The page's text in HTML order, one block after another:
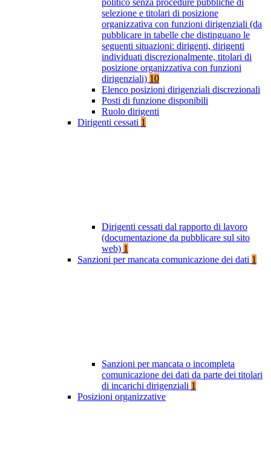
politico senza procedure pubbliche di
selezione e titolari di posizione
organizzativa con funzioni dirigenziali (da
pubblicare in tabelle che distinguano le
seguenti situazioni: dirigenti, dirigenti
individuati discrezionalmente, titolari di
posizione organizzativa con funzioni
dirigenziali) 10
Elenco posizioni dirigenziali discrezionali
Posti di funzione disponibili
Ruolo dirigenti
Dirigenti cessati 1
Dirigenti cessati dal rapporto di lavoro
(documentazione da pubblicare sul sito
web) 1
Sanzioni per mancata comunicazione dei dati 1
Sanzioni per mancata o incompleta
comunicazione dei dati da parte dei titolari
di incarichi dirigenziali 1
Posizioni organizzative